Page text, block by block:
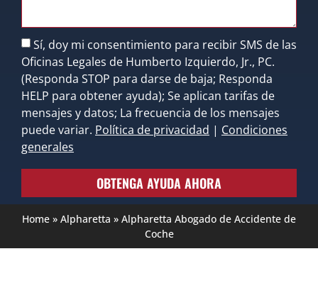
Sí, doy mi consentimiento para recibir SMS de las
Oficinas Legales de Humberto Izquierdo, Jr., PC.
(Responda STOP para darse de baja; Responda
HELP para obtener ayuda); Se aplican tarifas de
mensajes y datos; La frecuencia de los mensajes
puede variar. Política de privacidad | Condiciones
generales
OBTENGA AYUDA AHORA
Home » Alpharetta » Alpharetta Abogado de Accidente de
Coche